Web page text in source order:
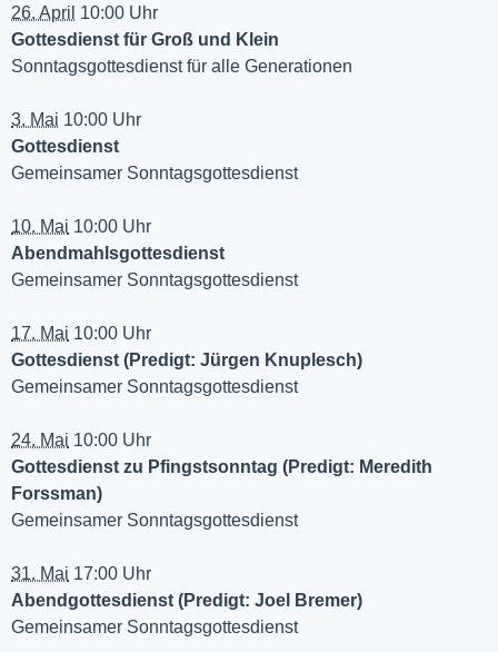
26. April 10:00 Uhr
Gottesdienst für Groß und Klein
Sonntagsgottesdienst für alle Generationen
3. Mai 10:00 Uhr
Gottesdienst
Gemeinsamer Sonntagsgottesdienst
10. Mai 10:00 Uhr
Abendmahlsgottesdienst
Gemeinsamer Sonntagsgottesdienst
17. Mai 10:00 Uhr
Gottesdienst (Predigt: Jürgen Knuplesch)
Gemeinsamer Sonntagsgottesdienst
24. Mai 10:00 Uhr
Gottesdienst zu Pfingstsonntag (Predigt: Meredith
Forssman)
Gemeinsamer Sonntagsgottesdienst
31. Mai 17:00 Uhr
Abendgottesdienst (Predigt: Joel Bremer)
Gemeinsamer Sonntagsgottesdienst